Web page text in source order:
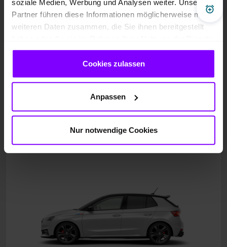
soziale Medien, Werbung und Analysen weiter. Unsere
Partner führen diese Informationen möglicherweise mit
weiteren Daten zusammen, die Sie ihnen bereitgestellt
gesammelt haben.
Cookies zulassen
Anpassen
Nur notwendige Cookies